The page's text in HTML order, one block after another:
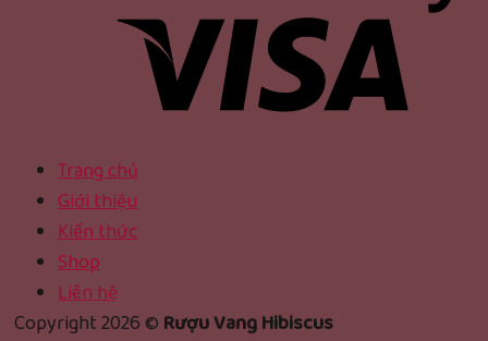
Trang chủ
Giới thiệu
Kiến thức
Shop
Liên hệ
Copyright 2026 © Rượu Vang Hibiscus